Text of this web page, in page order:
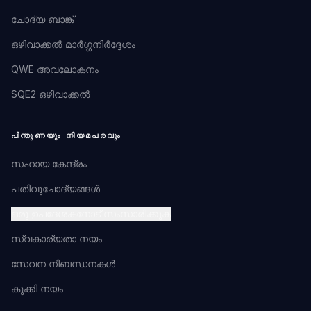
ചോദ്യ ബാങ്ക്
ഒഴിവാക്കൽ മാർഗ്ഗനിർദ്ദേശം
QWE അവലോകനം
SQE2 ഒഴിവാക്കൽ
പിന്തുണയും നിയമപരവും
സഹായ കേന്ദ്രം
പതിവുചോദ്യങ്ങൾ
സ്വകാര്യതാ നയം
സേവന നിബന്ധനകൾ
കുക്കി നയം